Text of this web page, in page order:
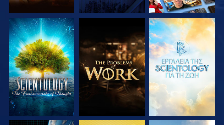
ΕΞΕΡΕΥΝΗΣΤΕ ΤΗ
ΣΕΙΡΑ
ΕΞΕΡΕΥΝΗΣΤΕ ΤΗ
ΣΕΙΡΑ
ΕΞΕΡΕΥΝΗΣΤΕ ΤΗ
ΣΕΙΡΑ